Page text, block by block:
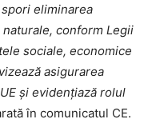
eliminarea
conform Legii
sociale, economice
asigurarea
și evidențiază rolul
în comunicatul CE.